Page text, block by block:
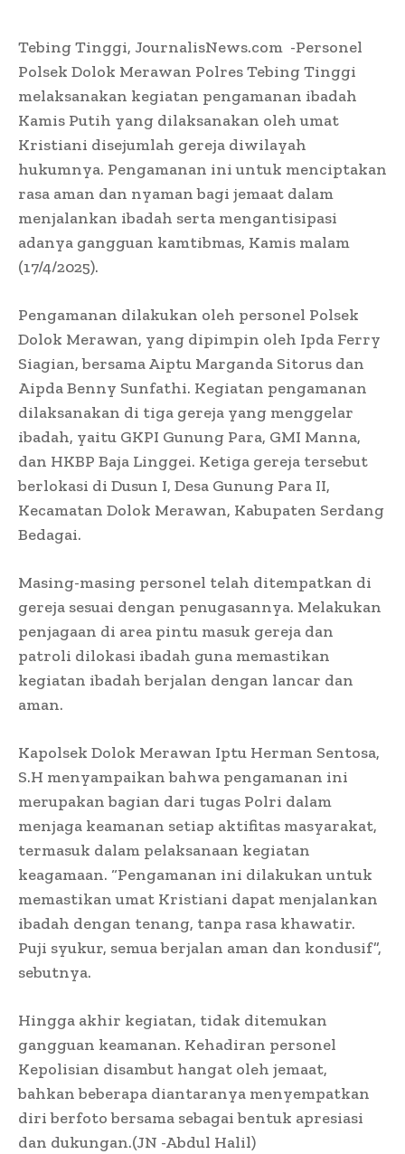
Tebing Tinggi, JournalisNews.com -Personel
Polsek Dolok Merawan Polres Tebing Tinggi
melaksanakan kegiatan pengamanan ibadah
Kamis Putih yang dilaksanakan oleh umat
Kristiani disejumlah gereja diwilayah
hukumnya. Pengamanan ini untuk menciptakan
rasa aman dan nyaman bagi jemaat dalam
menjalankan ibadah serta mengantisipasi
adanya gangguan kamtibmas, Kamis malam
(17/4/2025).
Pengamanan dilakukan oleh personel Polsek
Dolok Merawan, yang dipimpin oleh Ipda Ferry
Siagian, bersama Aiptu Marganda Sitorus dan
Aipda Benny Sunfathi. Kegiatan pengamanan
dilaksanakan di tiga gereja yang menggelar
ibadah, yaitu GKPI Gunung Para, GMI Manna,
dan HKBP Baja Linggei. Ketiga gereja tersebut
berlokasi di Dusun I, Desa Gunung Para II,
Kecamatan Dolok Merawan, Kabupaten Serdang
Bedagai.
Masing-masing personel telah ditempatkan di
gereja sesuai dengan penugasannya. Melakukan
penjagaan di area pintu masuk gereja dan
patroli dilokasi ibadah guna memastikan
kegiatan ibadah berjalan dengan lancar dan
aman.
Kapolsek Dolok Merawan Iptu Herman Sentosa,
S.H menyampaikan bahwa pengamanan ini
merupakan bagian dari tugas Polri dalam
menjaga keamanan setiap aktifitas masyarakat,
termasuk dalam pelaksanaan kegiatan
keagamaan. “Pengamanan ini dilakukan untuk
memastikan umat Kristiani dapat menjalankan
ibadah dengan tenang, tanpa rasa khawatir.
Puji syukur, semua berjalan aman dan kondusif”,
sebutnya.
Hingga akhir kegiatan, tidak ditemukan
gangguan keamanan. Kehadiran personel
Kepolisian disambut hangat oleh jemaat,
bahkan beberapa diantaranya menyempatkan
diri berfoto bersama sebagai bentuk apresiasi
dan dukungan.(JN -Abdul Halil)